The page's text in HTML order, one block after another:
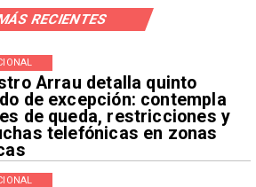
Arrau detalla quinto
de excepción: contempla
de queda, restricciones y
telefónicas en zonas
RECIENTES